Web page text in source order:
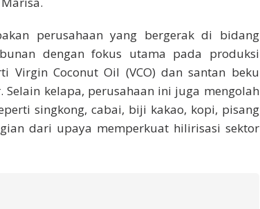
perusahaan yang bergerak di bidang
dengan fokus utama pada produksi
Virgin Coconut Oil (VCO) dan santan beku
kelapa, perusahaan ini juga mengolah
singkong, cabai, biji kakao, kopi, pisang
dari upaya memperkuat hilirisasi sektor